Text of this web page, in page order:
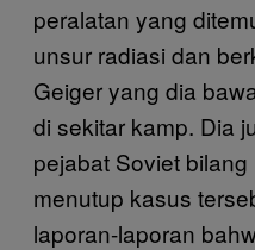
peralatan yang
unsur radiasi dan
Geiger yang dia
di sekitar kamp. Dia
pejabat Soviet
menutup kasus
laporan-laporan